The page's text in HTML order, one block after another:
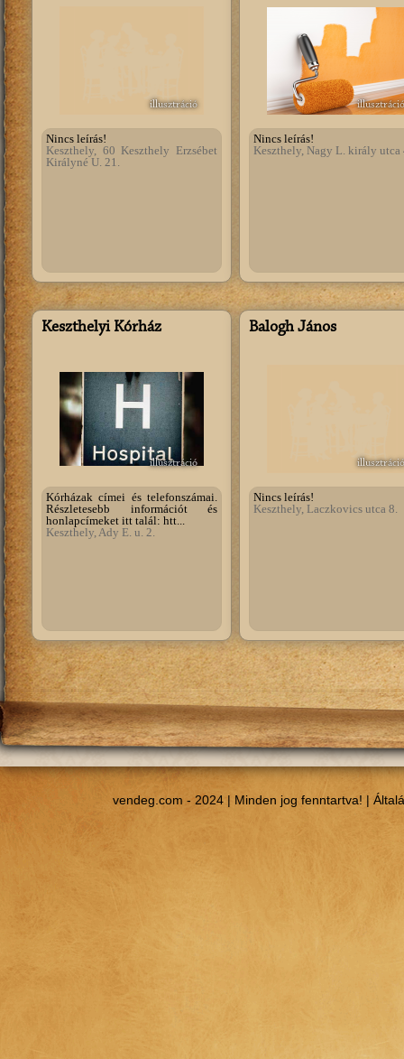
illusztráció
Nincs leírás!
Keszthely, 60 Keszthely Erzsébet
Királyné U. 21.
illusztráció
Nincs leírás!
Keszthely, Nagy L. király utca
Keszthelyi Kórház
illusztráció
Kórházak címei és telefonszámai.
Részletesebb információt és
honlapcímeket itt talál: htt...
Keszthely, Ady E. u. 2.
Balogh János
illusztráció
Nincs leírás!
Keszthely, Laczkovics utca 8.
vendeg.com - 2024 | Minden jog fenntartva! |